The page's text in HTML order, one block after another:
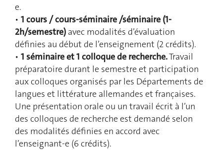
e.
• 1 cours / cours-séminaire /séminaire (1-
2h/semestre) avec modalités d’évaluation
définies au début de l’enseignement (2 crédits).
• 1 séminaire et 1 colloque de recherche.Travail
préparatoire durant le semestre et participation
aux colloques organisés par les Départements de
langues et littérature allemandes et françaises.
Une présentation orale ou un travail écrit à l’un
des colloques de recherche est demandé selon
des modalités définies en accord avec
l’enseignant-e (6 crédits).